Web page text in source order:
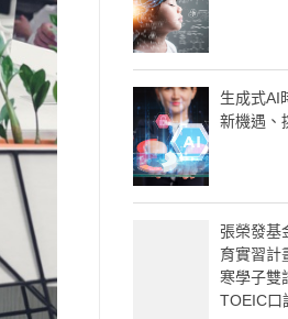
生成式AI
新機遇、
張榮發基
育實習計
寒學子雙
TOEIC口